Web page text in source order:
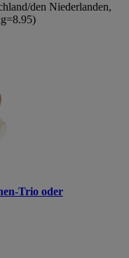
den Niederlanden,
Trio oder